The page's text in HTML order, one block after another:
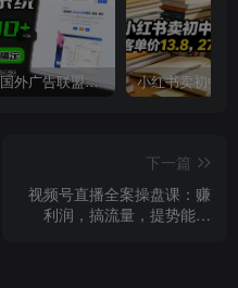
Adxkit国外广告联盟系统，一天上500+广告，让你的投放更加高效简单！
下一篇
视频号直播全案操盘课：赚
利润，搞流量，提势能！